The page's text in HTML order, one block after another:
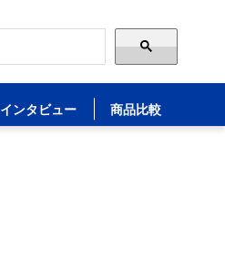
インタビュー 商品比較